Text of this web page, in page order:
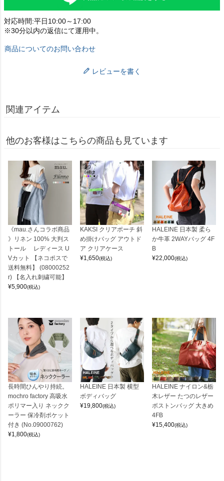
対応時間:平日10:00～17:00
※30分以内の返信にて運用中。
商品についてのお問い合わせ
レビューを書く
関連アイテム
他のお客様はこちらの商品も見ています
《mau.さんコラボ商品
》リネン 100% 大判ス
トール レディース U
Vカット 【ネコポスで
送料無料】 (08000252
r) 【名入れ刺繍可能】
¥5,900(税込)
KAKSI クリアポーチ 斜
め掛けバッグ アウトド
ア クリアケース
¥1,650(税込)
HALEINE 日本製 柔ら
か牛革 2WAYバッグ 4F
B
¥22,000(税込)
長時間ひんやり持続。
mochro factory 高吸水
ポリマー入り ネックク
ーラー 保冷剤ポケット
付き (No.09000762)
¥1,800(税込)
HALEINE 日本製 横型
ボディバッグ
¥19,800(税込)
HALEINE ナイロン&栃
木レザー たつのレザー
ボストンバッグ 大きめ
4FB
¥15,400(税込)